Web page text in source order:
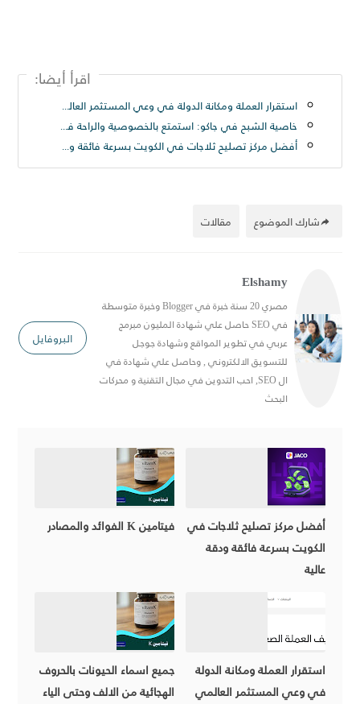
اقرأ أيضا:
استقرار العملة ومكانة الدولة في وعي المستثمر العالمي
خاصية الشبح في جاكو: استمتع بالخصوصية والراحة في تجربة بث مباشر فريدة
أفضل مركز تصليح ثلاجات في الكويت بسرعة فائقة ودقة عالية
مقالات شارك الموضوع
Elshamy
مصري 20 سنة خبرة في Blogger وخبرة متوسطة
في SEO حاصل علي شهادة المليون مبرمج
عربي في تطوير المواقع وشهادة جوجل
للتسويق الالكتروني , وحاصل علي شهادة في
ال SEO, احب التدوين في مجال التقنية و محركات
البحث
البروفايل
فيتامين K الفوائد والمصادر
أفضل مركز تصليح ثلاجات في
الكويت بسرعة فائقة ودقة
عالية
جميع اسماء الحيونات بالحروف
الهجائية من الالف وحتى الياء
استقرار العملة ومكانة الدولة
في وعي المستثمر العالمي